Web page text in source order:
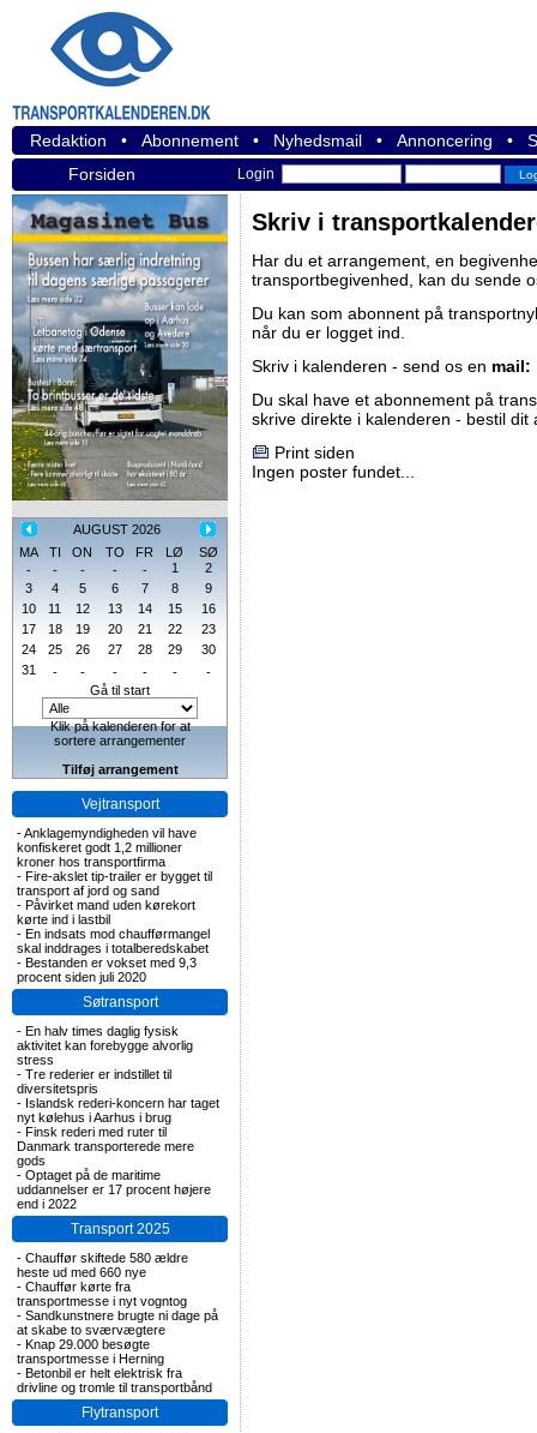
Redaktion • Abonnement • Nyhedsmail • Annoncering •
Forsiden
Login
AUGUST 2026
MA
TI ON TO FR LØ
SØ
-
- - - - 1
2
3
4 5 6 7 8
9
10
11 12 13 14 15
16
17
18 19 20 21 22
23
24
25 26 27 28 29
30
31
- - - - -
-
Gå til start
Klik på kalenderen for at
sortere arrangementer
Tilføj arrangement
Vejtransport
-Anklagemyndigheden vil have
konfiskeret godt 1,2 millioner
kroner hos transportfirma
- Fire-akslet tip-trailer er bygget til
transport af jord og sand
- Påvirket mand uden kørekort
kørte ind i lastbil
- En indsats mod chaufførmangel
skal inddrages i totalberedskabet
- Bestanden er vokset med 9,3
procent siden juli 2020
Søtransport
- En halv times daglig fysisk
aktivitet kan forebygge alvorlig
stress
- Tre rederier er indstillet til
diversitetspris
- Islandsk rederi-koncern har taget
nyt kølehus i Aarhus i brug
- Finsk rederi med ruter til
Danmark transporterede mere
gods
- Optaget på de maritime
uddannelser er 17 procent højere
end i 2022
Transport 2025
- Chauffør skiftede 580 ældre
heste ud med 660 nye
- Chauffør kørte fra
transportmesse i nyt vogntog
- Sandkunstnere brugte ni dage på
at skabe to sværvægtere
- Knap 29.000 besøgte
transportmesse i Herning
- Betonbil er helt elektrisk fra
drivline og tromle til transportbånd
Flytransport
Skriv i
Har du et arrangement, en
transportbegivenhed, kan du sende
Du kan som abonnent på
når du er logget ind.
Skriv i kalenderen - send os en mail:
Du skal have et abonnement på
skrive direkte i kalenderen - bestil dit
Print siden
Ingen poster fundet...